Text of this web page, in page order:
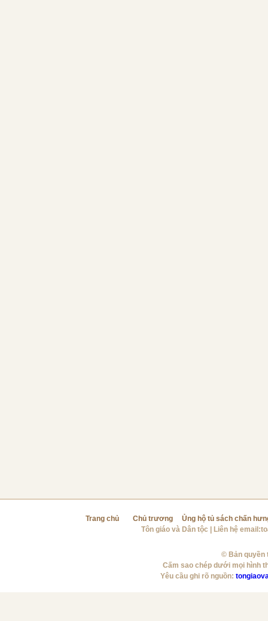
Trang chủ Chủ trương
Ủng hộ tủ sách chấn
Tôn giáo và Dân tộc | Liên hệ email:
© Bản quyền
Cấm sao chép dưới mọi hình
Yêu cầu ghi rõ nguồn: